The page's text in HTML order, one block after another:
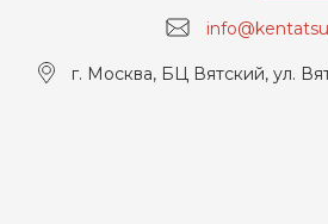
г. Москва, БЦ Вятский, ул.